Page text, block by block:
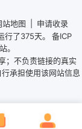
站地图
申请收录
行了375天。
备ICP
。
；不负责链接的真实
承担使用该网站信息